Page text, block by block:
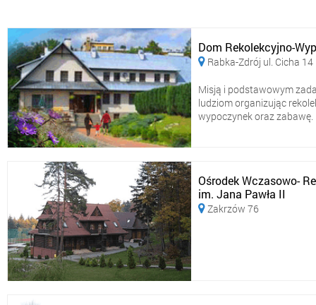
Dom Rekolekcyjno-
 Rabka-Zdrój ul. Cicha 14
Misją i podstawowym
ludziom organizując
wypoczynek oraz zabawę.
Ośrodek Wczasowo-
im. Jana Pawła II
Zakrzów 76